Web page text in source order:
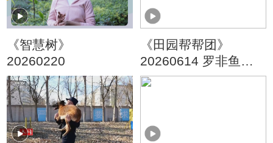
《智慧树》
20260220
《田园帮帮团》
20260614 罗非鱼变
身记